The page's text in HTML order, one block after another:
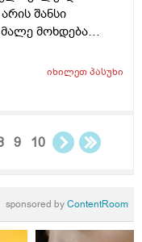
შანსი
მოხდება
და იქნებ
იხილეთპასუხი
9 10
sponsored byContentRoom